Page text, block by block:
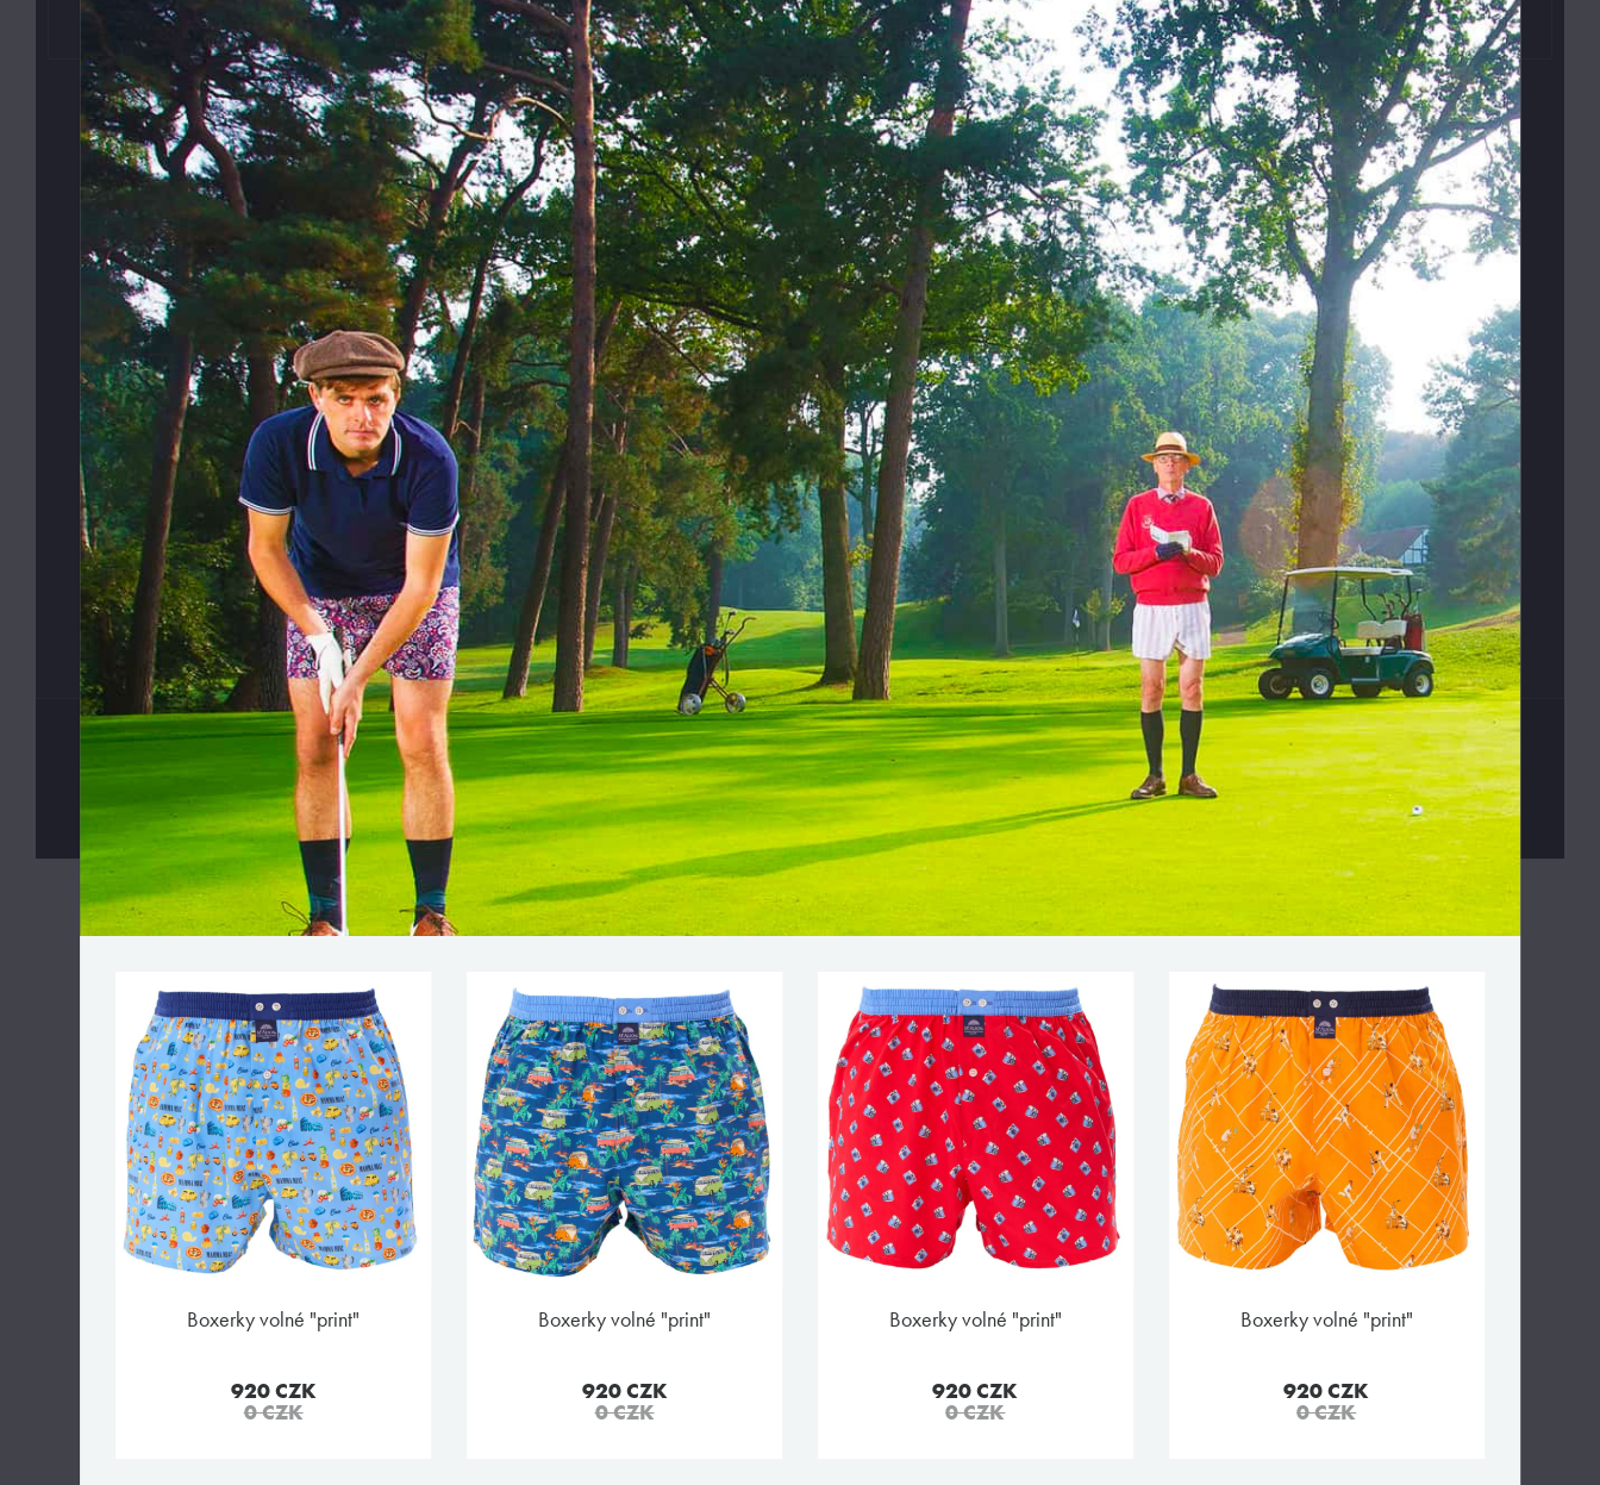
boxerky volné "print"
920 CZK
0 CZK
boxerky volné "print"
920 CZK
0 CZK
boxerky volné "print"
920 CZK
0 CZK
boxerky volné "print"
920 CZK
0 CZK
Pořádné prádlo pro každého muže
Z profesionálního úhlu pohledu musím říci pánové, že
málo dbáte na kvalitu a s tím spojené pohodlí a styl
svého spodního prádla. Jsem tu proto, abych vám v
tomto podal pomocnou ruku a provedl vás vámi ne zcela
objeveným světem pánského prádla. Mou
profesionalitou a diskrétností si můžete být jisti.
Váš MB.
odebírat novinky
Značky podle Butlera
Zimmerli
Loïc Henry
Olaf Benz
Muchachomalo
McAlson
Baldesarini
HOM
Manstore
Tommy Hilfiger
Ralph Lauren
Ermenegildo Zegna
Diesel
Calvin Klein
E-shop
Boxerky
Slipy
Tanga, jocky
Legíny a body
Trika, tilka
Ponožky
Pyžama, volný čas
Plavky
Kontakty
T: (+420)273 132 679
E:
butler@mybutler.cz
ADRESA
Opletalova 9
Praha 1, 110 00
E-SHOP
Obchodní podmínky
Platební podmínky
Vrácení zboží
2013 - 2026, Všechna práva vyhrazena. Kopírování či šíření obsahu bez předchozího souhlasu provozovatele zakázáno. Václav Kusák© 2026